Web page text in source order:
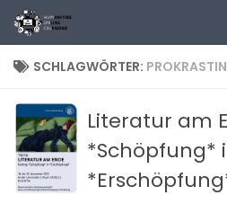
Zum Inhalt springen
SCHLAGWÖRTER:
Literatur am
*Schöpfung*